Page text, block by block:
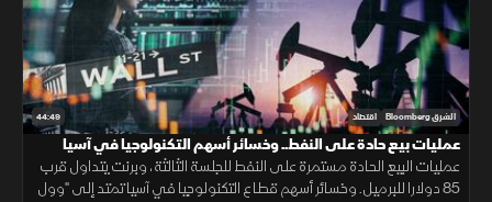
44:49 الشرق Bloomberg اقتصاد
عمليات بيع حادة على النفط.. وخسائر أسهم التكنولوجيا في آسيا
تمتد لـ"وول ستريت"
عمليات البيع الحادة مستمرة على النفط للجلسة الثالثة، وبرنت يتداول قرب
85 دولارا للبرميل. وخسائر أسهم قطاع التكنولوجيا في آسيا تمتد إلى "وول